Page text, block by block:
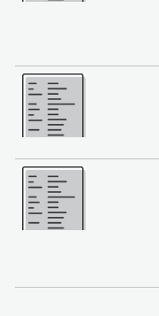
Rohkem
Rohkem